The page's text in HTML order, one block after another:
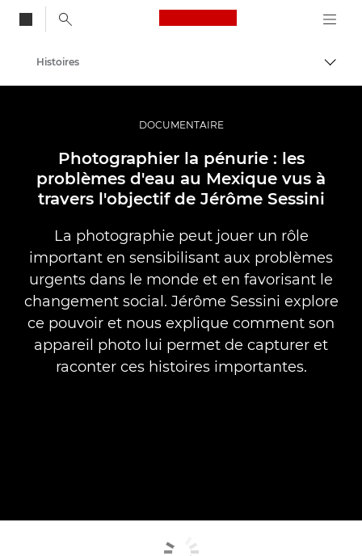
Canon Logo, back
Vidéo et photographie professionnelles
Histoires
DOCUMENTAIRE
Photographier la pénurie : les
problèmes d'eau au Mexique vus à
travers l'objectif de Jérôme Sessini
La photographie peut jouer un rôle
important en sensibilisant aux problèmes
urgents dans le monde et en favorisant le
changement social. Jérôme Sessini explore
ce pouvoir et nous explique comment son
appareil photo lui permet de capturer et
raconter ces histoires importantes.